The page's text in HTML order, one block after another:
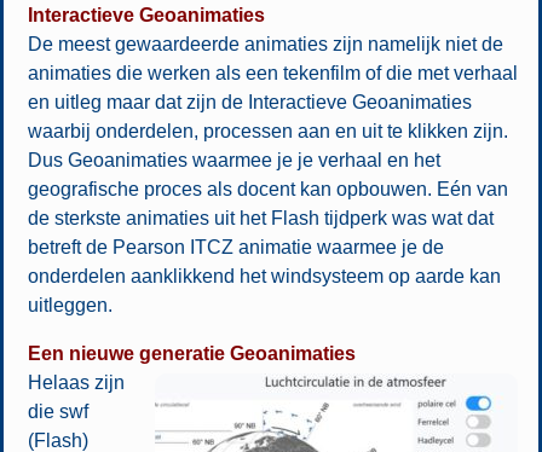
Interactieve Geoanimaties
De meest gewaardeerde animaties zijn namelijk niet de
animaties die werken als een tekenfilm of die met verhaal
en uitleg maar dat zijn de Interactieve Geoanimaties
waarbij onderdelen, processen aan en uit te klikken zijn.
Dus Geoanimaties waarmee je je verhaal en het
geografische proces als docent kan opbouwen. Eén van
de sterkste animaties uit het Flash tijdperk was wat dat
betreft de Pearson ITCZ animatie waarmee je de
onderdelen aanklikkend het windsysteem op aarde kan
uitleggen.
Een nieuwe generatie Geoanimaties
Helaas zijn
die swf
(Flash)